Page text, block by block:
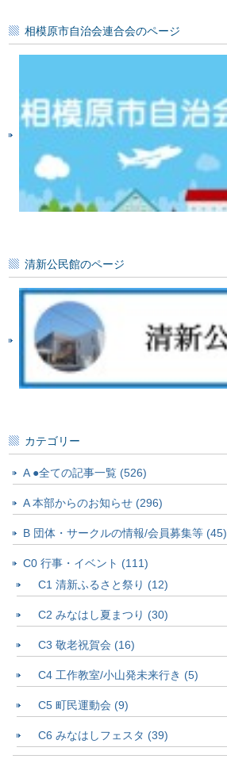
相模原市自治会連合会のページ
清新公民館のページ
カテゴリー
A ●全ての記事一覧 (526)
A 本部からのお知らせ (296)
B 団体・サークルの情報/会員募集等 (45)
C0 行事・イベント (111)
C1 清新ふるさと祭り (12)
C2 みなはし夏まつり (30)
C3 敬老祝賀会 (16)
C4 工作教室/小山発未来行き (5)
C5 町民運動会 (9)
C6 みなはしフェスタ (39)